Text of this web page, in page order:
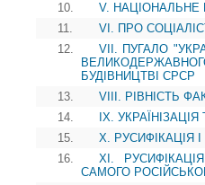
10.
V. НАЦІОНАЛЬНЕ
11.
VI. ПРО
12.
VII. ПУГАЛО
БУДІВНИЦТВІ СРСР
13.
VIII. РІВНІСТЬ
14.
IX.
15.
X. РУСИФІКАЦІЯ
16.
XI.
САМОГО